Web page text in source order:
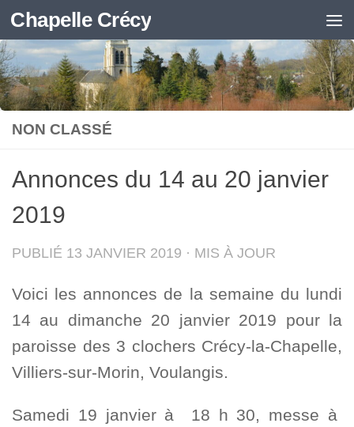
Skip to content
Chapelle Crécy
NON CLASSÉ
Annonces du 14 au 20 janvier
2019
PUBLIÉ 13 JANVIER 2019 · MIS À JOUR
Voici les annonces de la semaine du lundi
14 au dimanche 20 janvier 2019 pour la
paroisse des 3 clochers Crécy-la-Chapelle,
Villiers-sur-Morin, Voulangis.
Samedi 19 janvier à 18 h 30, messe à